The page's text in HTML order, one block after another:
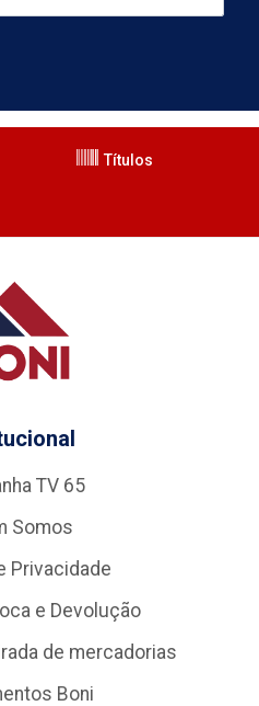
Títulos
TV 65
Somos
Privacidade
e Devolução
de mercadorias
Boni